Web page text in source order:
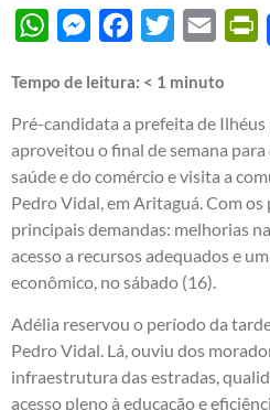
WhatsAppMessengerFacebook
Twitter Email
Tempo de leitura: < 1 minuto
Pré-candidata a prefeita de
aproveitou o final de semana
saúde e do comércio e visita a
Pedro Vidal, em Aritaguá. Com
principais demandas: melhorias
acesso a recursos adequados e
econômico, no sábado (16).
Adélia reservou o período da
Pedro Vidal. Lá, ouviu dos
infraestrutura das estradas,
acesso pleno à educação e